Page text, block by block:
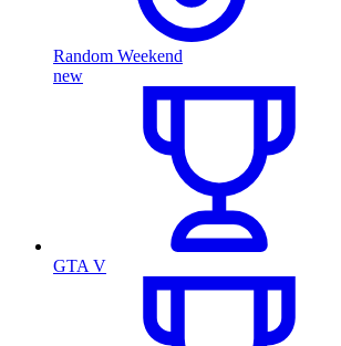
Random Weekend
new
GTA V